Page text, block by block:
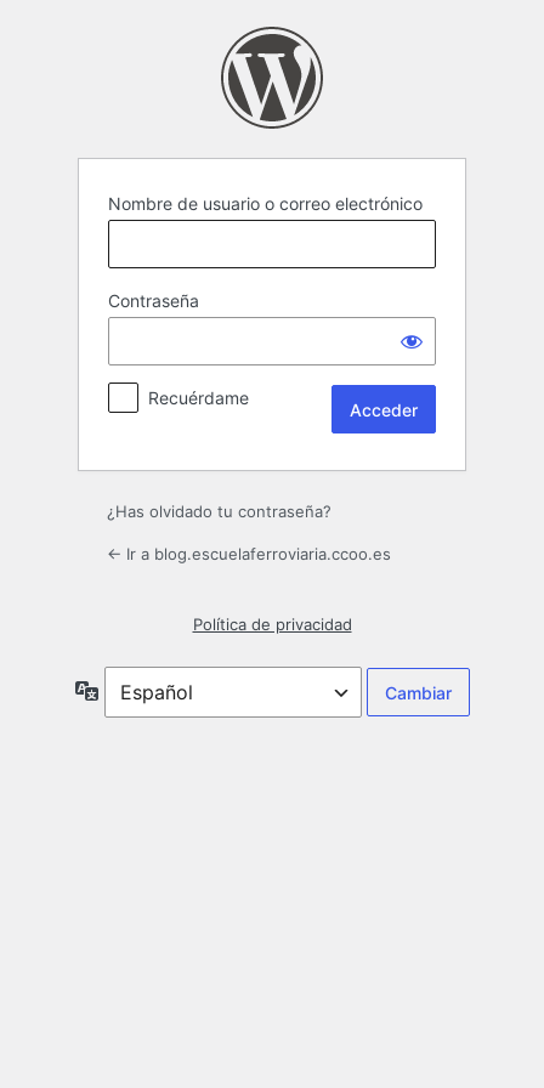
Nombre de usuario o correo electrónico
Contraseña
Recuérdame
¿Has olvidado tu contraseña?
← Ir a blog.escuelaferroviaria.ccoo.es
Política de privacidad
Idioma